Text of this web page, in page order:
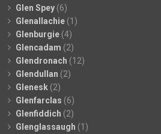
Glen Spey (6)
Glenallachie (1)
Glenburgie (4)
Glencadam (2)
Glendronach (12)
Glendullan (2)
Glenesk (2)
Glenfarclas (6)
Glenfiddich (2)
Glenglassaugh (1)